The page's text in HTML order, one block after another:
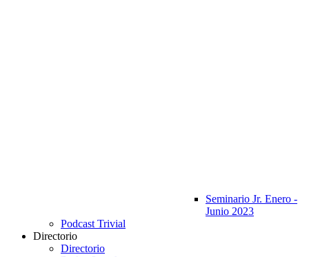
Seminario Jr. Enero -
Junio 2023
Podcast Trivial
Directorio
Directorio